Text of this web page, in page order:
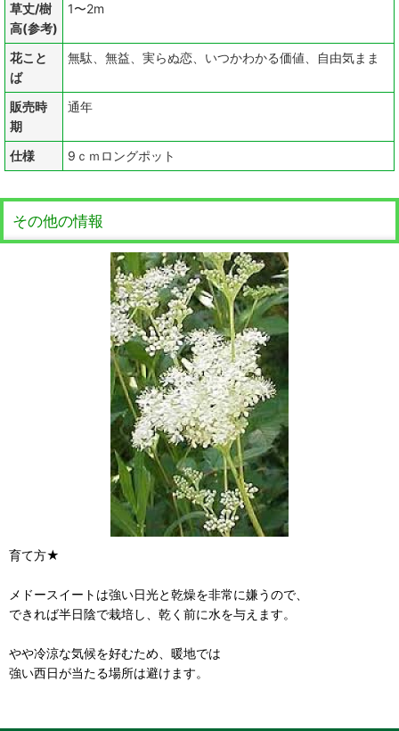
草丈/樹
高(参考)
1〜2m
花こと
ば
無駄、無益、実らぬ恋、いつかわかる価値、自由気まま
販売時
期
通年
仕様 9ｃｍロングポット
その他の情報
育て方★
メドースイートは強い日光と乾燥を非常に嫌うので、
できれば半日陰で栽培し、乾く前に水を与えます。
やや冷涼な気候を好むため、暖地では
強い西日が当たる場所は避けます。